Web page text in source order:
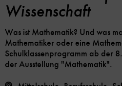
Wissenschaft
Was ist Mathematik? Und was
Mathematiker oder eine
Schulklassenprogramm ab der
der Ausstellung "Mathematik".